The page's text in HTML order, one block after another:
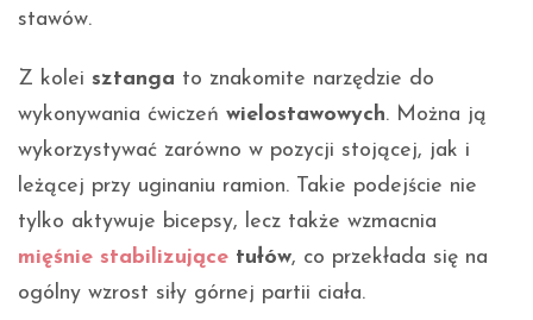
stawów.
Z kolei sztanga to znakomite narzędzie do
wykonywania ćwiczeń wielostawowych. Można ją
wykorzystywać zarówno w pozycji stojącej, jak i
leżącej przy uginaniu ramion. Takie podejście nie
tylko aktywuje bicepsy, lecz także wzmacnia
mięśnie stabilizujące tułów, co przekłada się na
ogólny wzrost siły górnej partii ciała.